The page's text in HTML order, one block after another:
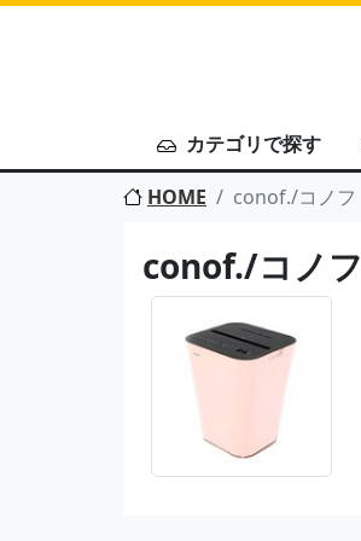
カテゴリで探す
HOME
conof./コノフ
conof./コノフ